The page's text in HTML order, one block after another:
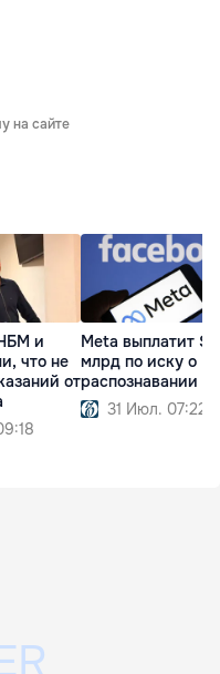
на сайте
и
что не
от
Meta выплатит
млрд по иску о
распознавании
31 Июл. 07:22